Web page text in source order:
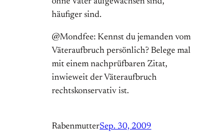
häufiger sind.
@Mondfee: Kennst du jemanden vom
Väteraufbruch persönlich? Belege mal
mit einem nachprüfbaren Zitat,
inwieweit der Väteraufbruch
rechtskonservativ ist.
RabenmutterSep. 30, 2009